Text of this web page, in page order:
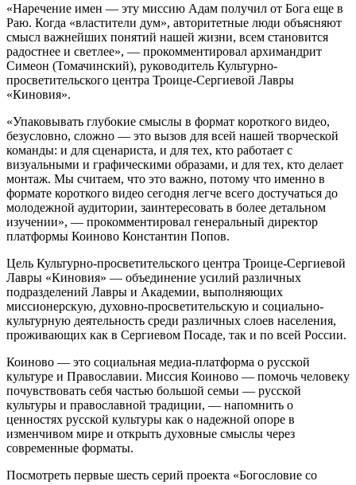
«Наречение имен — эту миссию Адам получил от Бога еще в
Раю. Когда «властители дум», авторитетные люди объясняют
смысл важнейших понятий нашей жизни, всем становится
радостнее и светлее», — прокомментировал архимандрит
Симеон (Томачинский), руководитель Культурно-
просветительского центра Троице-Сергиевой Лавры
«Киновия».
«Упаковывать глубокие смыслы в формат короткого видео,
безусловно, сложно — это вызов для всей нашей творческой
команды: и для сценариста, и для тех, кто работает с
визуальными и графическими образами, и для тех, кто делает
монтаж. Мы считаем, что это важно, потому что именно в
формате короткого видео сегодня легче всего достучаться до
молодежной аудитории, заинтересовать в более детальном
изучении», — прокомментировал генеральный директор
платформы Коиново Константин Попов.
Цель Культурно-просветительского центра Троице-Сергиевой
Лавры «Киновия» — объединение усилий различных
подразделений Лавры и Академии, выполняющих
миссионерскую, духовно-просветительскую и социально-
культурную деятельность среди различных слоев населения,
проживающих как в Сергиевом Посаде, так и по всей России.
Коиново — это социальная медиа-платформа о русской
культуре и Православии. Миссия Коиново — помочь человеку
почувствовать себя частью большой семьи — русской
культуры и православной традиции, — напомнить о
ценностях русской культуры как о надежной опоре в
изменчивом мире и открыть духовные смыслы через
современные форматы.
Посмотреть первые шесть серий проекта «Богословие со